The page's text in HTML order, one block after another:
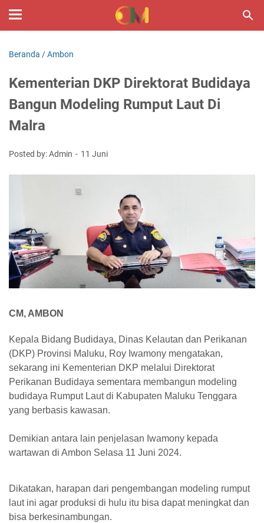
Beranda /Ambon
Kementerian DKP Direktorat Budidaya
Bangun Modeling Rumput Laut Di
Malra
Posted by: Admin 11 Juni
CM, AMBON
Kepala Bidang Budidaya, Dinas Kelautan dan Perikanan
(DKP) Provinsi Maluku, Roy Iwamony mengatakan,
sekarang ini Kementerian DKP melalui Direktorat
Perikanan Budidaya sementara membangun modeling
budidaya Rumput Laut di Kabupaten Maluku Tenggara
yang berbasis kawasan.
Demikian antara lain penjelasan Iwamony kepada
wartawan di Ambon Selasa 11 Juni 2024.
Dikatakan, harapan dari pengembangan modeling rumput
laut ini agar produksi di hulu itu bisa dapat meningkat dan
bisa berkesinambungan.